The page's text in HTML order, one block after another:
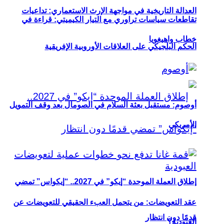
العدالة التاريخية في مواجهة الإرث الاستعماري: تداعيات
الحكم البلجيكي على العلاقات الأوروبية الإفريقية
إطلاق العملة الموحدة “إيكو” في 2027.. “إيكواس” تمضي
قدمًا دون انتظار
تقاطعات سياسات تراوري مع التيار الكيميتي: قراءة في
خطاب واهيغويا
أوصوم: مستقبل بعثة السلام في الصومال بعد وقف التمويل
الأمريكي
عقد التعويضات: من يتحمل العبء الحقيقي للتعويضات عن
العبودية؟